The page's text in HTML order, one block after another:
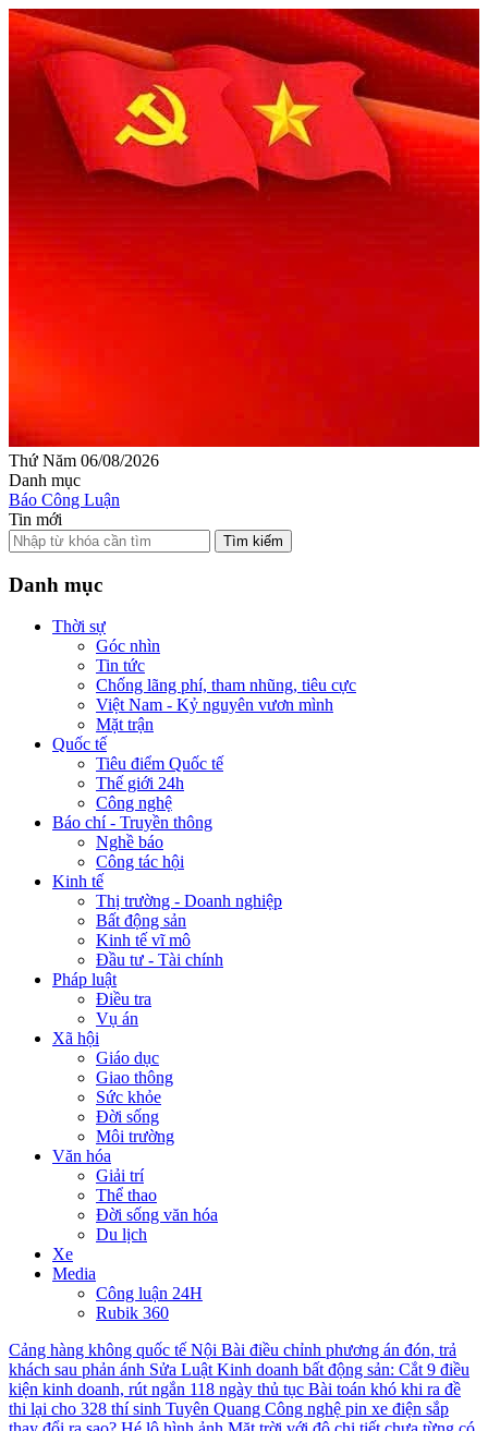
Thứ Năm 06/08/2026
Danh mục
Báo Công Luận
Tin mới
Tìm kiếm
Danh mục
Thời sự
Góc nhìn
Tin tức
Chống lãng phí, tham nhũng, tiêu cực
Việt Nam - Kỷ nguyên vươn mình
Mặt trận
Quốc tế
Tiêu điểm Quốc tế
Thế giới 24h
Công nghệ
Báo chí - Truyền thông
Nghề báo
Công tác hội
Kinh tế
Thị trường - Doanh nghiệp
Bất động sản
Kinh tế vĩ mô
Đầu tư - Tài chính
Pháp luật
Điều tra
Vụ án
Xã hội
Giáo dục
Giao thông
Sức khỏe
Đời sống
Môi trường
Văn hóa
Giải trí
Thể thao
Đời sống văn hóa
Du lịch
Xe
Media
Công luận 24H
Rubik 360
Cảng hàng không quốc tế Nội Bài điều chỉnh phương án đón, trả
khách sau phản ánh Sửa Luật Kinh doanh bất động sản: Cắt 9 điều
kiện kinh doanh, rút ngắn 118 ngày thủ tục Bài toán khó khi ra đề
thi lại cho 328 thí sinh Tuyên Quang Công nghệ pin xe điện sắp